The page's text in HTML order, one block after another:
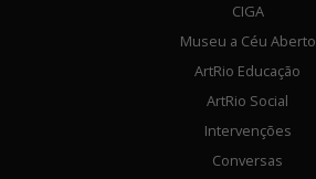
CIGA
Museu a Céu Aberto
ArtRio Educação
ArtRio Social
Intervenções
Conversas